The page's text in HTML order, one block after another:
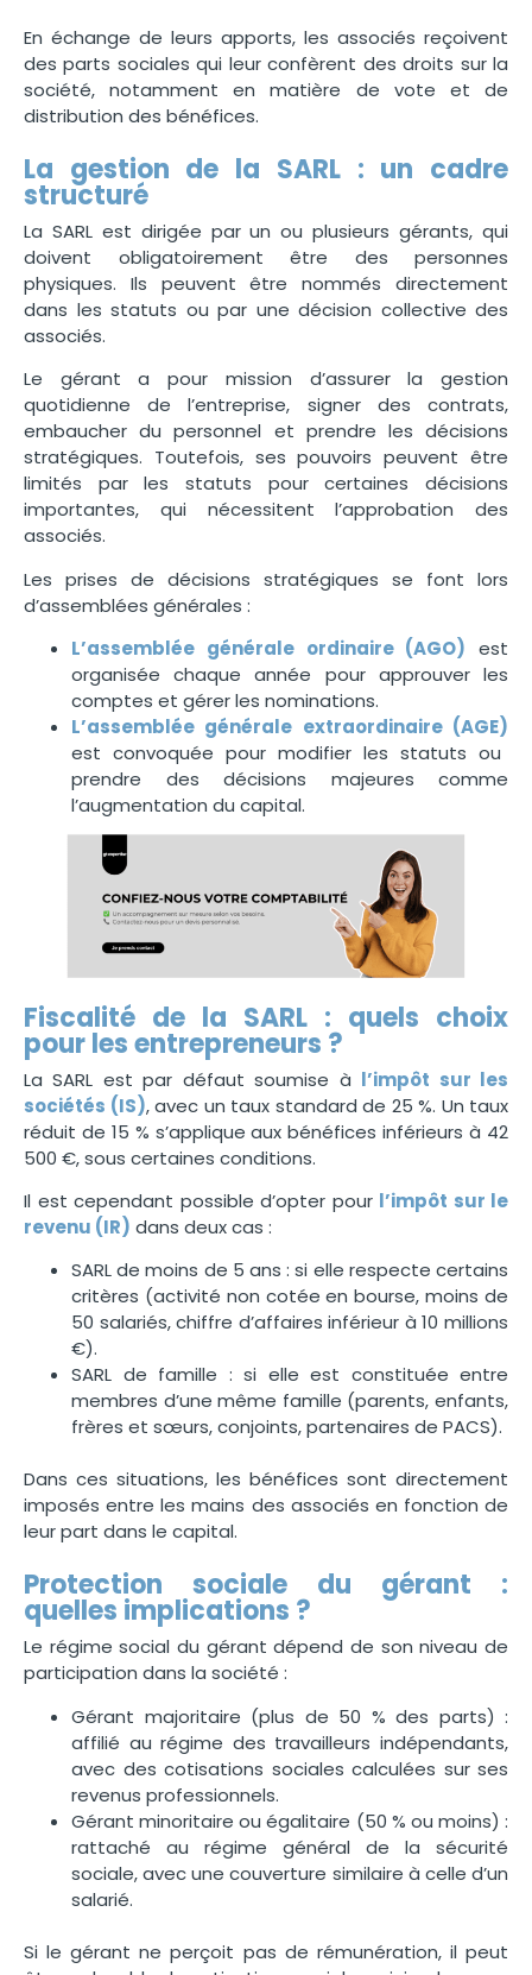
En échange de leurs apports, les associés reçoivent
des parts sociales qui leur confèrent des droits sur la
société, notamment en matière de vote et de
distribution des bénéfices.
La gestion de la SARL : un cadre
structuré
La SARL est dirigée par un ou plusieurs gérants, qui
doivent obligatoirement être des personnes
physiques. Ils peuvent être nommés directement
dans les statuts ou par une décision collective des
associés.
Le gérant a pour mission d’assurer la gestion
quotidienne de l’entreprise, signer des contrats,
embaucher du personnel et prendre les décisions
stratégiques. Toutefois, ses pouvoirs peuvent être
limités par les statuts pour certaines décisions
importantes, qui nécessitent l’approbation des
associés.
Les prises de décisions stratégiques se font lors
d’assemblées générales :
L’assemblée générale ordinaire (AGO) est
organisée chaque année pour approuver les
comptes et gérer les nominations.
L’assemblée générale extraordinaire (AGE)
est convoquée pour modifier les statuts ou
prendre des décisions majeures comme
l’augmentation du capital.
Fiscalité de la SARL : quels choix
pour les entrepreneurs ?
La SARL est par défaut soumise à l’impôt sur les
sociétés (IS), avec un taux standard de 25 %. Un taux
réduit de 15 % s’applique aux bénéfices inférieurs à 42
500 €, sous certaines conditions.
Il est cependant possible d’opter pour l’impôt sur le
revenu (IR) dans deux cas :
SARL de moins de 5 ans : si elle respecte certains
critères (activité non cotée en bourse, moins de
50 salariés, chiffre d’affaires inférieur à 10 millions
€).
SARL de famille : si elle est constituée entre
membres d’une même famille (parents, enfants,
frères et sœurs, conjoints, partenaires de PACS).
Dans ces situations, les bénéfices sont directement
imposés entre les mains des associés en fonction de
leur part dans le capital.
Protection sociale du gérant :
quelles implications ?
Le régime social du gérant dépend de son niveau de
participation dans la société :
Gérant majoritaire (plus de 50 % des parts) :
affilié au régime des travailleurs indépendants,
avec des cotisations sociales calculées sur ses
revenus professionnels.
Gérant minoritaire ou égalitaire (50 % ou moins) :
rattaché au régime général de la sécurité
sociale, avec une couverture similaire à celle d’un
salarié.
Si le gérant ne perçoit pas de rémunération, il peut